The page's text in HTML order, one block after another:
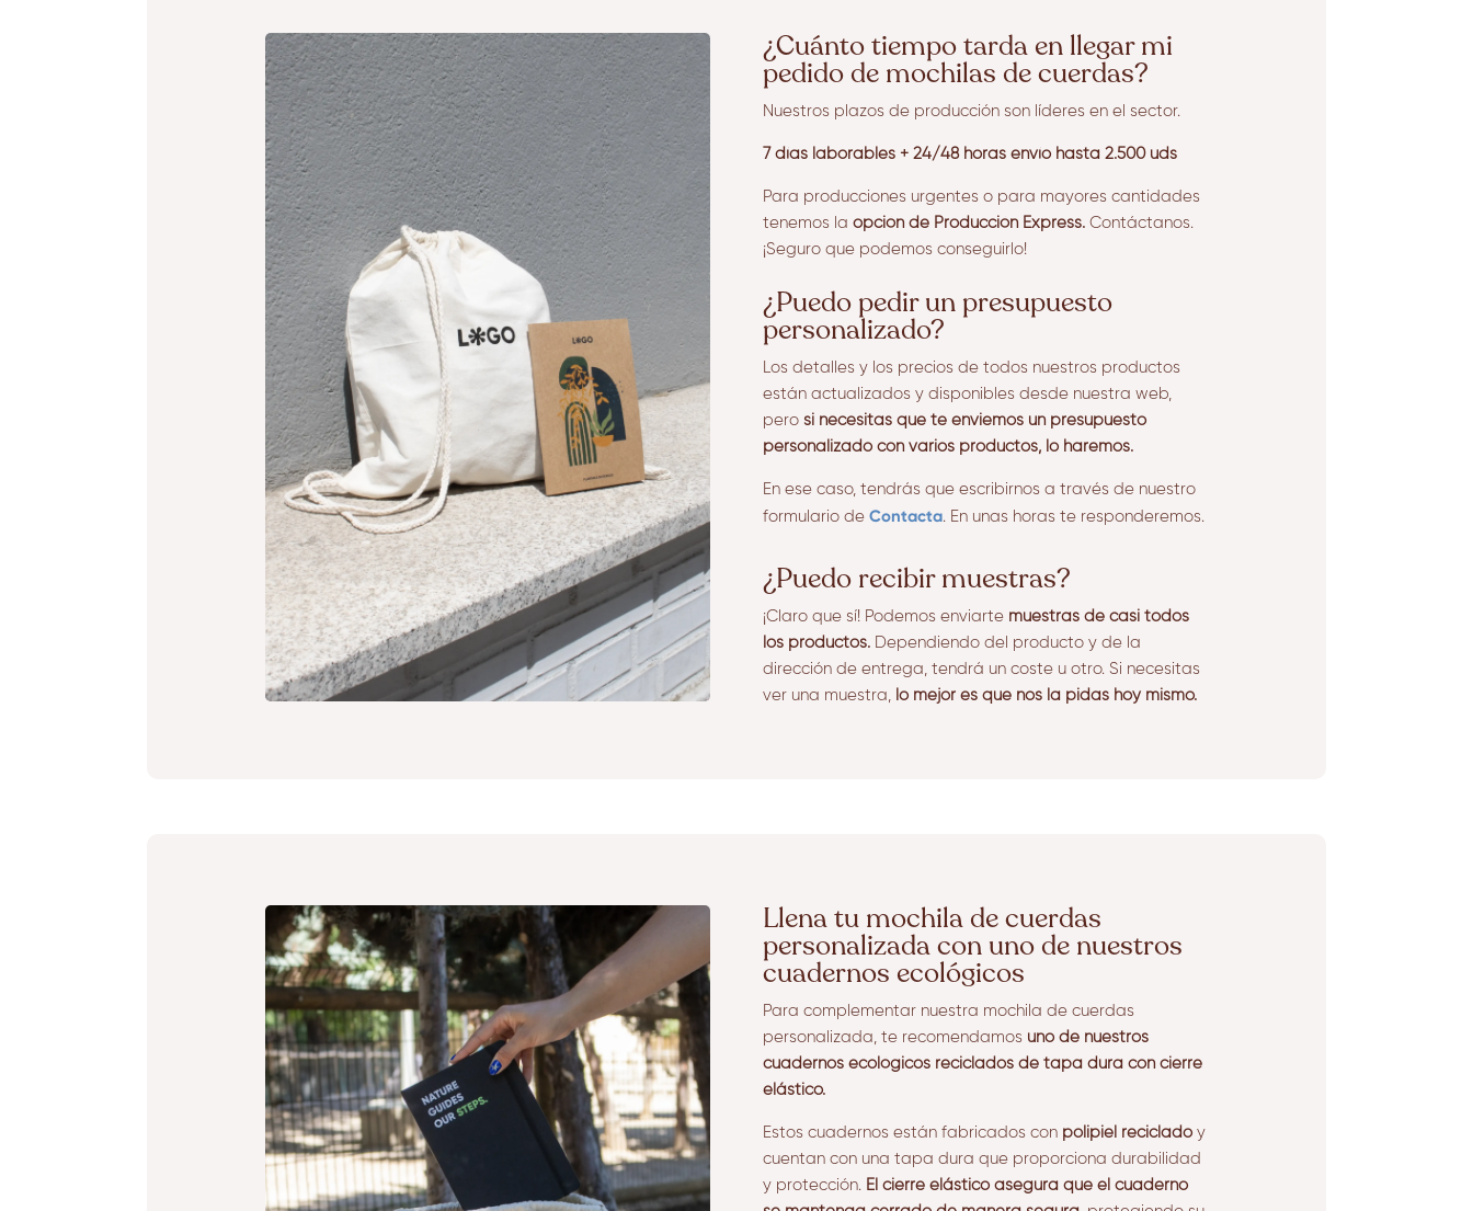
¿Cuánto tiempo tarda en llegar mi
pedido de mochilas de cuerdas?
Nuestros plazos de producción son líderes en el sector.
7 días laborables + 24/48 horas envío hasta 2.500 uds
Para producciones urgentes o para mayores cantidades
tenemos la opción de Producción Express.Contáctanos.
¡Seguro que podemos conseguirlo!
¿Puedo pedir un presupuesto
personalizado?
Los detalles y los precios de todos nuestros productos
están actualizados y disponibles desde nuestra web,
pero si necesitas que te enviemos un presupuesto
personalizado con varios productos, lo haremos.
En ese caso, tendrás que escribirnos a través de nuestro
formulario de Contacta. En unas horas te responderemos.
¿Puedo recibir muestras?
¡Claro que sí! Podemos enviarte muestras de casi todos
los productos.Dependiendo del producto y de la
dirección de entrega, tendrá un coste u otro. Si necesitas
ver una muestra,
lo mejor es que nos la pidas hoy mismo.
Llena tu mochila de cuerdas
personalizada con uno de nuestros
cuadernos ecológicos
Para complementar nuestra mochila de cuerdas
personalizada, te recomendamos uno de nuestros
cuadernos ecológicos reciclados de tapa dura con cierre
elástico.
Estos cuadernos están fabricados con polipiel recicladoy
cuentan con una tapa dura que proporciona durabilidad
y protección. El cierre elástico asegura que el cuaderno